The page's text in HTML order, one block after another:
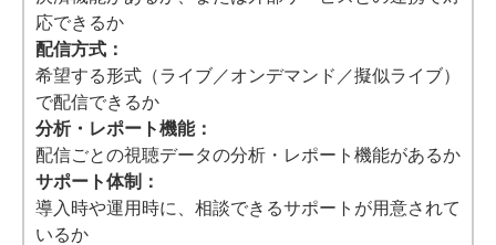
応できるか
配信方式：
希望する形式（ライブ／オンデマンド／擬似ライブ）
で配信できるか
分析・レポート機能：
配信ごとの視聴データの分析・レポート機能があるか
サポート体制：
導入時や運用時に、相談できるサポートが用意されて
いるか